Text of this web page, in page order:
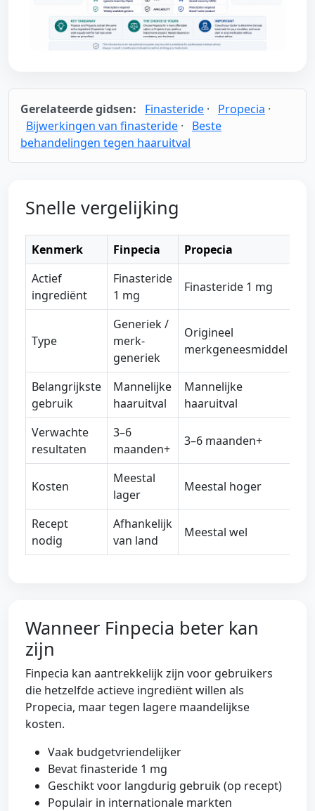
Gerelateerde gidsen: Finasteride · Propecia ·
Bijwerkingen van finasteride ·
Beste
behandelingen tegen haaruitval
Snelle vergelijking
Kenmerk Finpecia
Propecia
Actief
ingrediënt
Finasteride
1 mg
Finasteride 1 mg
Type
Generiek /
merk-
generiek
Origineel
merkgeneesmiddel
Belangrijkste
gebruik
Mannelijke
haaruitval
Mannelijke
haaruitval
Verwachte
resultaten
3–6
maanden+
3–6 maanden+
Kosten
Meestal
lager
Meestal hoger
Recept
nodig
Afhankelijk
van land
Meestal wel
Wanneer Finpecia beter kan
zijn
Finpecia kan aantrekkelijk zijn voor gebruikers
die hetzelfde actieve ingrediënt willen als
Propecia, maar tegen lagere maandelijkse
kosten.
Vaak budgetvriendelijker
Bevat finasteride 1 mg
Geschikt voor langdurig gebruik (op recept)
Populair in internationale markten